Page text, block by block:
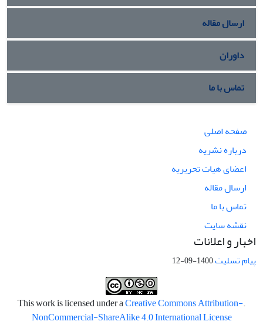
ارسال مقاله
داوران
تماس با ما
صفحه اصلی
درباره نشریه
اعضای هیات تحریریه
ارسال مقاله
تماس با ما
نقشه سایت
اخبار و اعلانات
پیام تسلیت1400-09-12
.This work is licensed under a
Creative Commons Attribution-
NonCommercial-ShareAlike 4.0 International License